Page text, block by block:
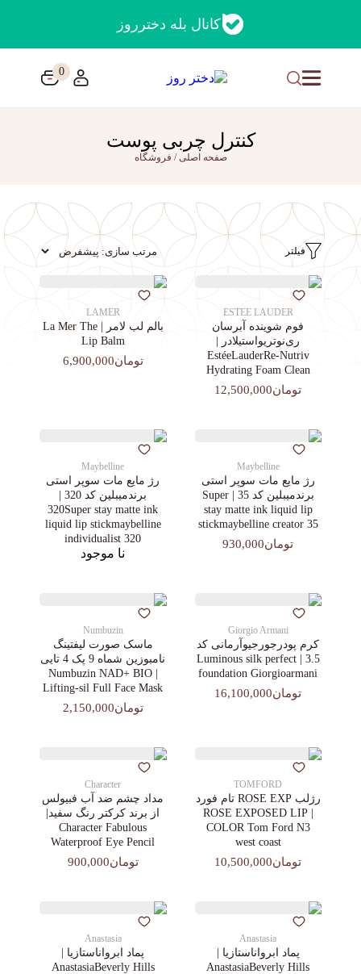
کانال بله دخترروز
0
کنترل چربی پوست
صفحه اصلی/ فروشگاه
فیلتر
ESTEE LAUDER
فوم شوینده آبرسان
ری‌نوتریواستیلادر |
EstéeLauderRe-Nutriv
Hydrating Foam Clean
تومان12,500,000
LAMER
بالم لب لامر | La Mer The
Lip Balm
تومان6,900,000
Maybelline
رژ مایع مات سوپر استی‌
برندمیبلین کد 35 | Super
stay matte ink liquid lip
stickmaybelline creator 35
تومان930,000
Maybelline
رژ مایع مات سوپر استی‌
برندمیبلین کد 320 |
320Super stay matte ink
liquid lip stickmaybelline
individualist 320
نا موجود
Giorgio Armani
کرم پودرجورجیوآرمانی کد
3.5 | Luminous silk perfect
foundation Giorgioarmani
تومان16,100,000
Numbuzin
ماسک صورت لیفتینگ
نامبوزین شماه 9 پک 4 تایی
| Numbuzin NAD+ BIO
Lifting-sil Full Face Mask
تومان2,150,000
TOMFORD
رژلب ROSE EXP تام فورد
| ROSE EXPOSED LIP
COLOR Tom Ford N3
west coast
تومان10,500,000
Character
مداد چشم ضد آب فبیولس
از برند کرکتر رنگ سفید|
Character Fabulous
Waterproof Eye Pencil
تومان900,000
Anastasia
پماد ابرواناستازیا |
AnastasiaBeverly Hills
Anastasia
پماد ابرواناستازیا |
AnastasiaBeverly Hills